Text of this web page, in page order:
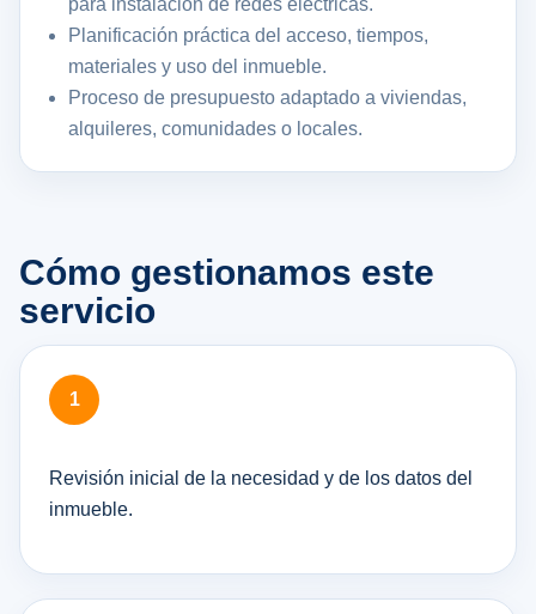
Planificación práctica del acceso, tiempos,
materiales y uso del inmueble.
Proceso de presupuesto adaptado a viviendas,
alquileres, comunidades o locales.
Cómo gestionamos este
servicio
Revisión inicial de la necesidad y de los datos del
inmueble.